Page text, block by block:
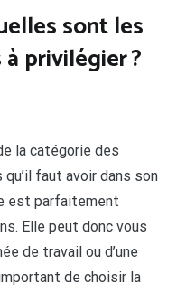
sont les
privilégier ?
la catégorie des
faut avoir dans son
est parfaitement
Elle peut donc vous
de travail ou d’une
de choisir la